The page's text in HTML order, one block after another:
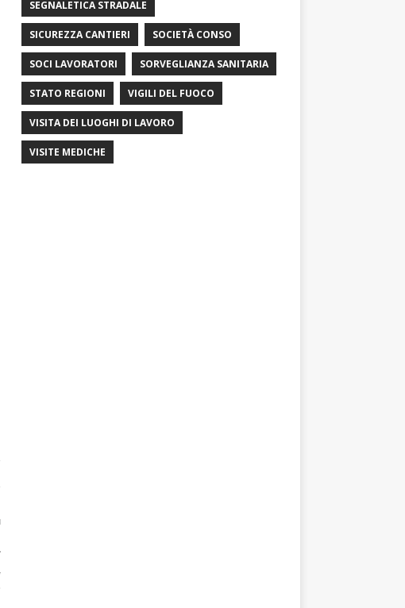
SEGNALETICA STRADALE
SICUREZZA CANTIERI SOCIETÀ CONSO
SOCI LAVORATORI SORVEGLIANZA SANITARIA
STATO REGIONI VIGILI DEL FUOCO
VISITA DEI LUOGHI DI LAVORO
VISITE MEDICHE